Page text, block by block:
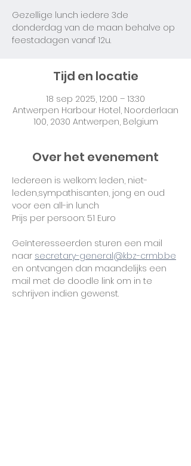
Gezellige lunch iedere 3de
donderdag van de maan behalve op
feestadagen vanaf 12u.
Tijd en locatie
18 sep 2025, 12:00 – 13:30
Antwerpen Harbour Hotel, Noorderlaan
100, 2030 Antwerpen, Belgium
Over het evenement
Iedereen is welkom: leden, niet-
leden,sympathisanten, jong en oud
voor een all-in lunch
Prijs per persoon: 51 Euro
Geïnteresseerden sturen een mail
naar secretary-general@kbz-crmb.be
en ontvangen dan maandelijks een
mail met de doodle link om in te
schrijven indien gewenst.